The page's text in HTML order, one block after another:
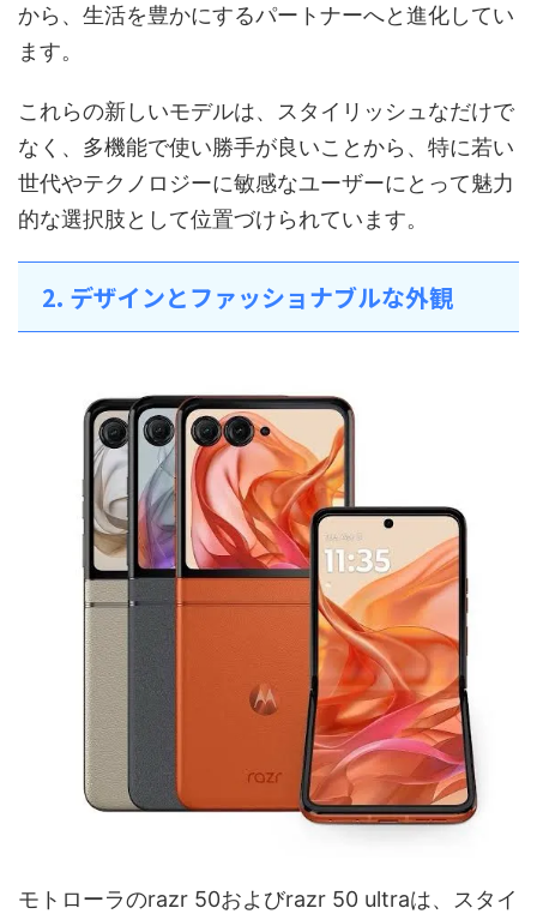
から、生活を豊かにするパートナーへと進化してい
ます。
これらの新しいモデルは、スタイリッシュなだけで
なく、多機能で使い勝手が良いことから、特に若い
世代やテクノロジーに敏感なユーザーにとって魅力
的な選択肢として位置づけられています。
2. デザインとファッショナブルな外観
モトローラのrazr 50およびrazr 50 ultraは、スタイ